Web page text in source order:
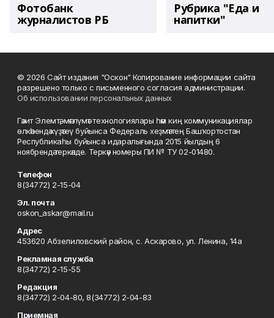
Фотобанк
журналистов РБ
Рубрика "Еда и
напитки"
© 2026 Сайт издания "Оскон" Копирование информации сайта
разрешено только с письменного согласия администрации.
Об использовании персональных данных
Гәзит Элемтә, мәғлүмәт технологиялары һәм киң коммуникациялар
өлкәһендә күҙәтеү буйынса Федераль хеҙмәттең Башҡортостан
Республикаһы буйынса идаралығында 2015 йылдың 6
ноябрендә теркәлде. Теркәү номеры ПИ № ТУ 02-01480.
Телефон
8(34772) 2-15-04
Эл. почта
oskon_askar@mail.ru
Адрес
453620 Абзелиловский район, с. Аскарово, ул. Ленина, 14а
Рекламная служба
8(34772) 2-15-55
Редакция
8(34772) 2-04-80, 8(34772) 2-04-83
Приемная